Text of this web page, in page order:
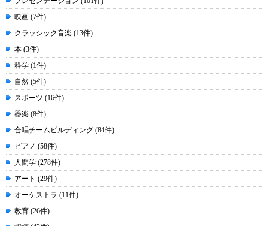
映画 (7件)
クラッシック音楽 (13件)
本 (3件)
科学 (1件)
自然 (5件)
スポーツ (16件)
器楽 (8件)
合唱チームビルディング (84件)
ピアノ (58件)
人間学 (278件)
アート (29件)
オーケストラ (11件)
教育 (26件)